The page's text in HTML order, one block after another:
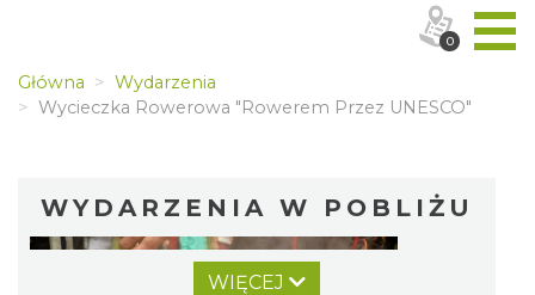
Główna
Wydarzenia
Wycieczka Rowerowa "Rowerem Przez UNESCO"
WYDARZENIA W POBLIŻU
WIĘCEJ
0